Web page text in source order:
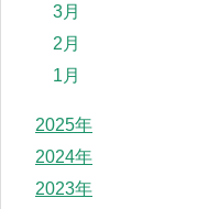
3月
2月
1月
2025年
2024年
2023年